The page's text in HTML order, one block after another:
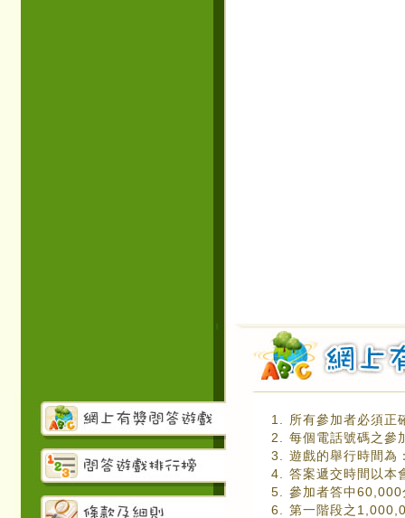
所有參加者必須正
每個電話號碼之參
遊戲的舉行時間為
答案遞交時間以本
參加者答中
第一階段之